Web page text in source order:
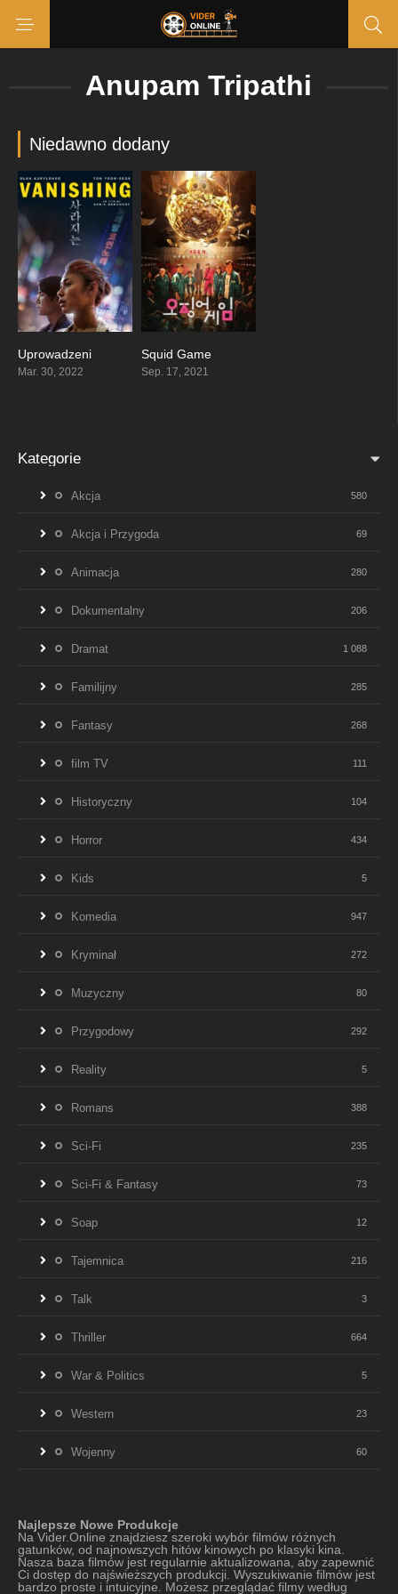
Anupam Tripathi
Niedawno dodany
Uprowadzeni
Mar. 30, 2022
Squid Game
Sep. 17, 2021
Kategorie
Akcja 580
Akcja i Przygoda 69
Animacja 280
Dokumentalny 206
Dramat 1 088
Familijny 285
Fantasy 268
film TV 111
Historyczny 104
Horror 434
Kids 5
Komedia 947
Kryminał 272
Muzyczny 80
Przygodowy 292
Reality 5
Romans 388
Sci-Fi 235
Sci-Fi & Fantasy 73
Soap 12
Tajemnica 216
Talk 3
Thriller 664
War & Politics 5
Western 23
Wojenny 60
Najlepsze Nowe Produkcje
Na Vider.Online znajdziesz szeroki wybór filmów różnych
gatunków, od najnowszych hitów kinowych po klasyki kina.
Nasza baza filmów jest regularnie aktualizowana, aby zapewnić
Ci dostęp do najświeższych produkcji. Wyszukiwanie filmów jest
bardzo proste i intuicyjne. Możesz przeglądać filmy według